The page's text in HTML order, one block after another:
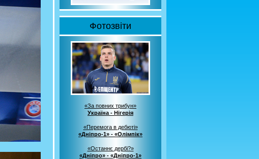
Фотозвіти
«За повних трибун»
Україна - Нігерія
«Перемога в дебюті»
«Дніпро-1» - «Олімпік»
«Останнє дербі?»
«Дніпро» - «Дніпро-1»